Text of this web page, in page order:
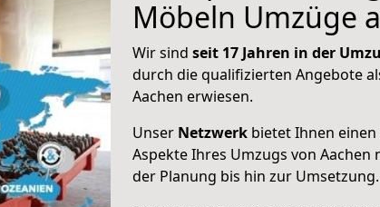
Möbeln Umzüge
Wir sind seit 17 Jahren in der
durch die qualifizierten Angebote
Aachen erwiesen.
Unser Netzwerk bietet Ihnen
Aspekte Ihres Umzugs von
der Planung bis hin zur Umsetzung.